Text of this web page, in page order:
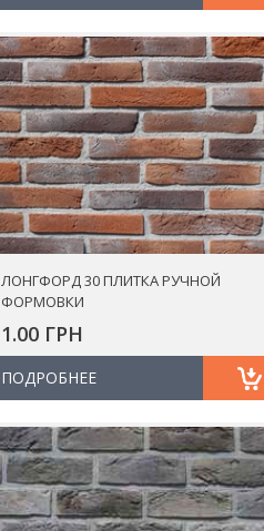
ЛОНГФОРД 30 ПЛИТКА РУЧНОЙ
ФОРМОВКИ
1.00 ГРН
ПОДРОБНЕЕ